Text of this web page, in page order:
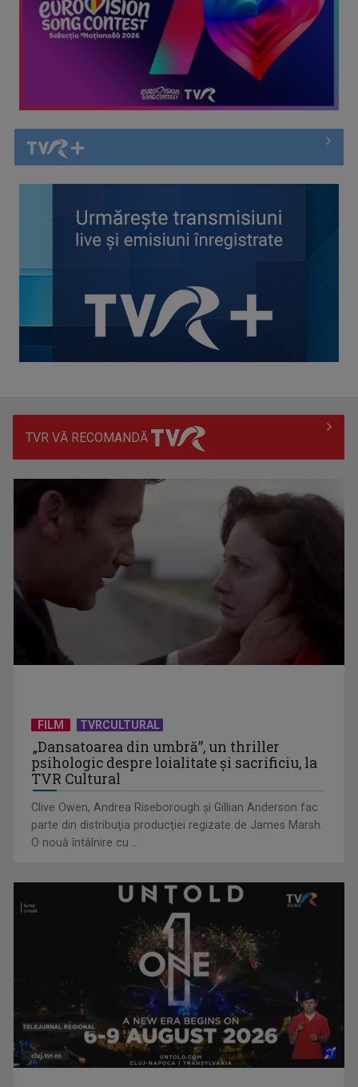
Cate Blanchett este „Blue Jasmine” – sâmbătă seară, la TVR
Spectacol total la TVR: David Popovici și tricolorii luptă
aniversat la TVR ...
în România”, un ...
Piesa „Inimă, nu fi de piatră” a Corinei Chiriac ia argintul în
TVR VĂ RECOMANDĂ
FILM TVRCULTURAL
„Dansatoarea din umbră”, un thriller
psihologic despre loialitate și sacrificiu, la
TVR Cultural
Clive Owen, Andrea Riseborough şi Gillian Anderson fac
parte din distribuţia producţiei regizate de James Marsh.
O nouă întâlnire cu ...